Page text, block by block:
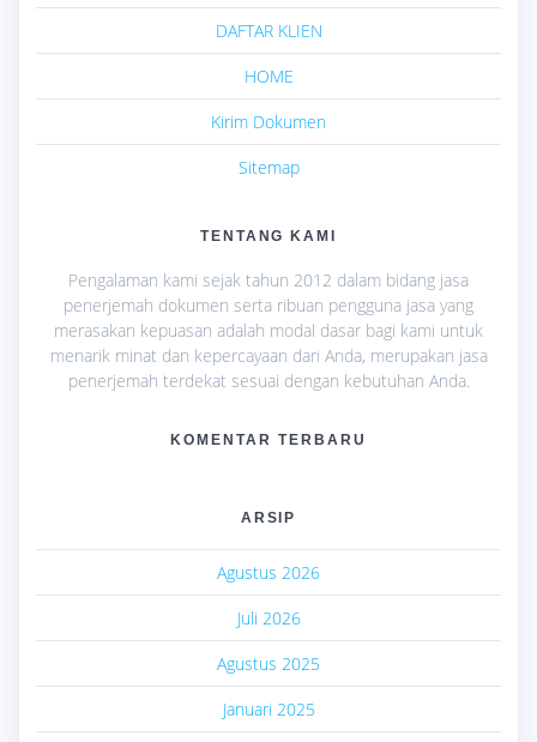
DAFTAR KLIEN
HOME
Kirim Dokumen
Sitemap
TENTANG KAMI
Pengalaman kami sejak tahun 2012 dalam bidang jasa
penerjemah dokumen serta ribuan pengguna jasa yang
merasakan kepuasan adalah modal dasar bagi kami untuk
menarik minat dan kepercayaan dari Anda, merupakan jasa
penerjemah terdekat sesuai dengan kebutuhan Anda.
KOMENTAR TERBARU
ARSIP
Agustus 2026
Juli 2026
Agustus 2025
Januari 2025